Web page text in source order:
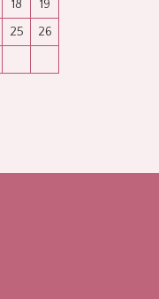
18
19
25
26